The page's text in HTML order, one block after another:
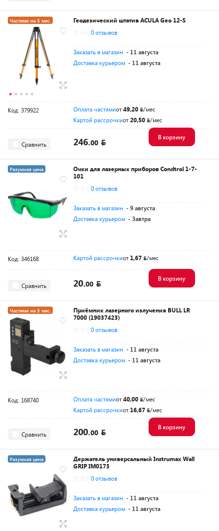
Частями на 5 мес.
Разумная цена
Геодезический штатив ACULA Geo 12-S
0 отзывов
Заказать в магазин - 11 августа
Доставка курьером - 11 августа
Код: 379922 Оплата частямиот49,20
/мес
Картой рассрочкиот20,50 /мес
Сравнить 246.00
В корзину
Разумная цена
Очки для лазерных приборов Condtrol 1-7-
101
0 отзывов
Заказать в магазин - 9 августа
Доставка курьером - Завтра
Код: 346168 Картой рассрочкиот 1,67 /мес
Сравнить 20.00
В корзину
Частями на 5 мес.
Разумная цена
Приёмник лазерного излучения BULL LR
7000 (19037423)
0 отзывов
Заказать в магазин - 11 августа
Доставка курьером - 11 августа
Код: 168740 Оплата частямиот40,00
/мес
Картой рассрочкиот 16,67 /мес
Сравнить 200.00
В корзину
Разумная цена
Держатель универсальный Instrumax Wall
GRIP IM0173
0 отзывов
Заказать в магазин - 11 августа
Доставка курьером - 11 августа